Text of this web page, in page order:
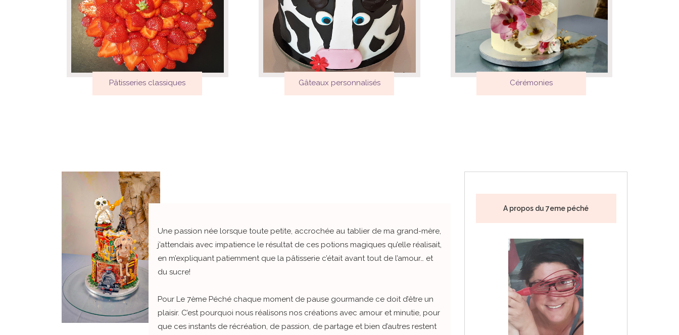
Pâtisseries classiques Gâteaux personnalisés Cérémonies
Une passion née lorsque toute petite, accrochée au tablier de ma grand-mère,
j’attendais avec impatience le résultat de ces potions magiques qu’elle réalisait,
en m’expliquant patiemment que la pâtisserie c’était avant tout de l’amour… et
du sucre!
Pour Le 7ème Péché chaque moment de pause gourmande ce doit d’être un
plaisir. C’est pourquoi nous réalisons nos créations avec amour et minutie, pour
que ces instants de récréation, de passion, de partage et bien d’autres restent
A propos du 7eme péché